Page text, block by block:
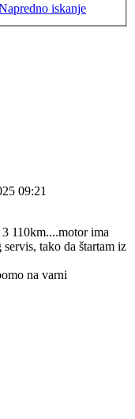
iskanje
09:21
110km....motor ima
tako da štartam iz
na varni